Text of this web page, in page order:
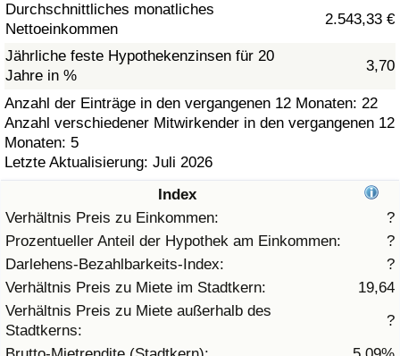
Durchschnittliches monatliches
Nettoeinkommen
2.543,33 €
Jährliche feste Hypothekenzinsen für 20
Jahre in %
3,70
Anzahl der Einträge in den vergangenen 12 Monaten: 22
Anzahl verschiedener Mitwirkender in den vergangenen 12
Monaten: 5
Letzte Aktualisierung: Juli 2026
Index
Verhältnis Preis zu Einkommen:
?
Prozentueller Anteil der Hypothek am Einkommen:
?
Darlehens-Bezahlbarkeits-Index:
?
Verhältnis Preis zu Miete im Stadtkern:
19,64
Verhältnis Preis zu Miete außerhalb des
Stadtkerns:
?
Gesundheitsversorgungs-Index (aktuell)
Gesundheitsversorgungs-Index
Gesundheitsversorgungs-Index nach Land
Umweltverschmutzung
Umweltverschmutzungs-Index (aktuell)
Verschmutzungsindex
Umweltverschmutzungs-Index nach Land
Verkehr